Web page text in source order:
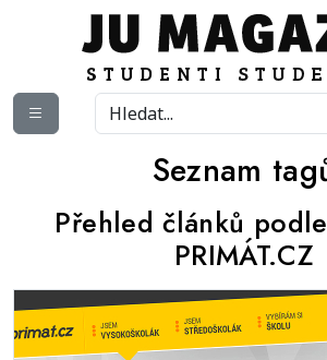
Seznam
Přehled článků
PRIMÁT.CZ